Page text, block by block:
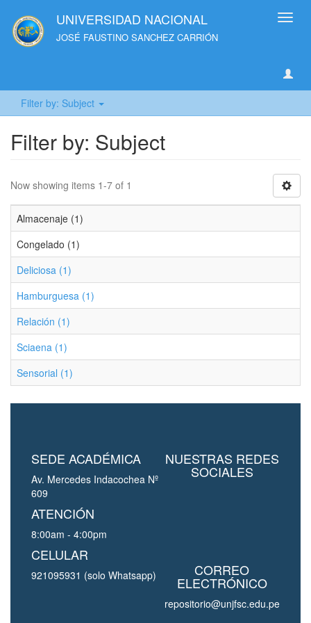
UNIVERSIDAD NACIONAL
JOSÉ FAUSTINO SANCHEZ CARRIÓN
Filter by: Subject
Filter by: Subject
Now showing items 1-7 of 1
Almacenaje (1)
Congelado (1)
Deliciosa (1)
Hamburguesa (1)
Relación (1)
Sciaena (1)
Sensorial (1)
SEDE ACADÉMICA
Av. Mercedes Indacochea Nº
609
ATENCIÓN
8:00am - 4:00pm
CELULAR
921095931 (solo Whatsapp)
NUESTRAS REDES
SOCIALES
CORREO
ELECTRÓNICO
repositorio@unjfsc.edu.pe